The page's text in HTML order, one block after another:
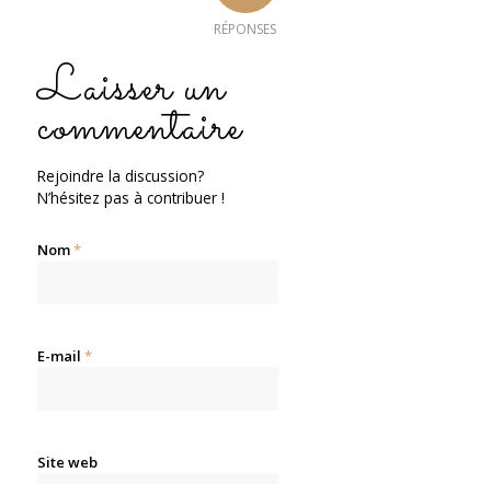
RÉPONSES
Laisser un
commentaire
Rejoindre la discussion?
N’hésitez pas à contribuer !
Nom*
E-mail *
Site web